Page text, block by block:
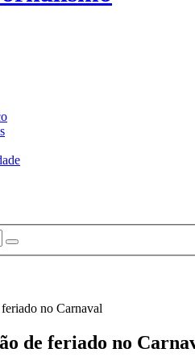
no Carnaval
de feriado no